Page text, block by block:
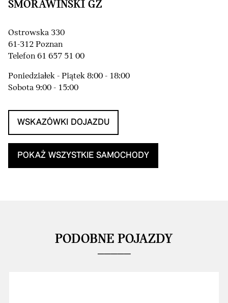
SMORAWIŃSKI GZ
Ostrowska 330
61-312 Poznan
Telefon 61 657 51 00
Poniedziałek - Piątek 8:00 - 18:00
Sobota 9:00 - 15:00
WSKAZÓWKI DOJAZDU
POKAŻ WSZYSTKIE SAMOCHODY
PODOBNE POJAZDY